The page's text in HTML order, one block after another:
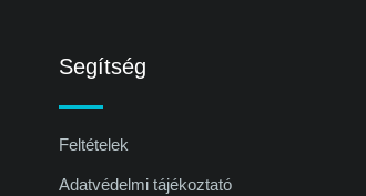
Segítség
Feltételek
Adatvédelmi tájékoztató